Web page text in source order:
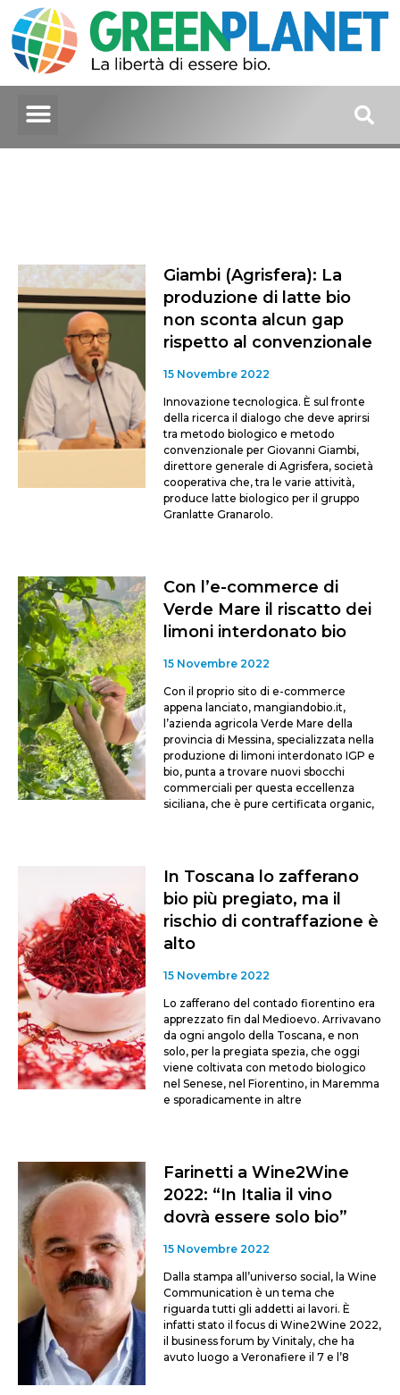
Giambi (Agrisfera): La
produzione di latte bio
non sconta alcun gap
rispetto al convenzionale
15 Novembre 2022
Innovazione tecnologica. È sul fronte
della ricerca il dialogo che deve aprirsi
tra metodo biologico e metodo
convenzionale per Giovanni Giambi,
direttore generale di Agrisfera, società
cooperativa che, tra le varie attività,
produce latte biologico per il gruppo
Granlatte Granarolo.
Con l’e-commerce di
Verde Mare il riscatto dei
limoni interdonato bio
15 Novembre 2022
Con il proprio sito di e-commerce
appena lanciato, mangiandobio.it,
l’azienda agricola Verde Mare della
provincia di Messina, specializzata nella
produzione di limoni interdonato IGP e
bio, punta a trovare nuovi sbocchi
commerciali per questa eccellenza
siciliana, che è pure certificata organic,
In Toscana lo zafferano
bio più pregiato, ma il
rischio di contraffazione è
alto
15 Novembre 2022
Lo zafferano del contado fiorentino era
apprezzato fin dal Medioevo. Arrivavano
da ogni angolo della Toscana, e non
solo, per la pregiata spezia, che oggi
viene coltivata con metodo biologico
nel Senese, nel Fiorentino, in Maremma
e sporadicamente in altre
Farinetti a Wine2Wine
2022: “In Italia il vino
dovrà essere solo bio”
15 Novembre 2022
Dalla stampa all’universo social, la Wine
Communication è un tema che
riguarda tutti gli addetti ai lavori. È
infatti stato il focus di Wine2Wine 2022,
il business forum by Vinitaly, che ha
avuto luogo a Veronafiere il 7 e l’8